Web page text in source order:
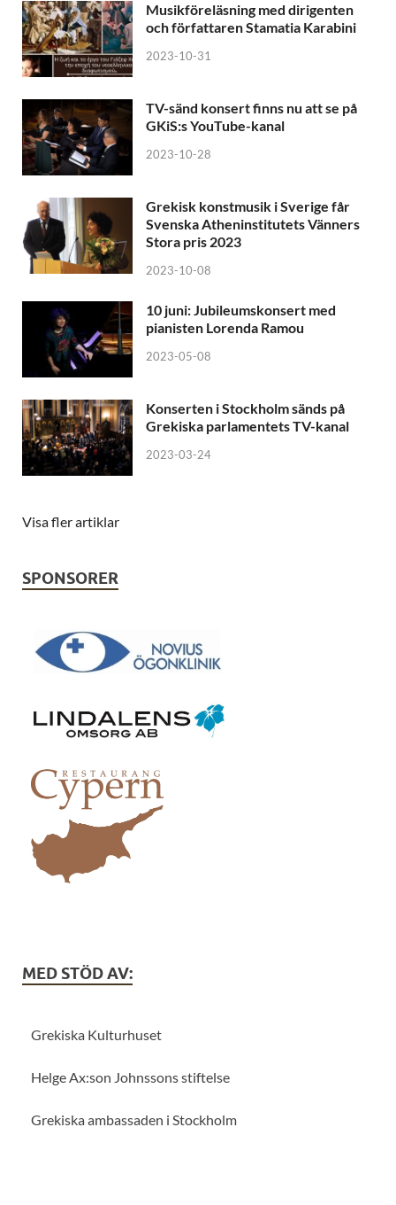
Musikföreläsning med dirigenten
och författaren Stamatia Karabini
2023-10-31
TV-sänd konsert finns nu att se på
GKiS:s YouTube-kanal
2023-10-28
Grekisk konstmusik i Sverige får
Svenska Atheninstitutets Vänners
Stora pris 2023
2023-10-08
10 juni: Jubileumskonsert med
pianisten Lorenda Ramou
2023-05-08
Konserten i Stockholm sänds på
Grekiska parlamentets TV-kanal
2023-03-24
Visa fler artiklar
SPONSORER
MED STÖD AV:
Grekiska Kulturhuset
Helge Ax:son Johnssons stiftelse
Grekiska ambassaden i Stockholm